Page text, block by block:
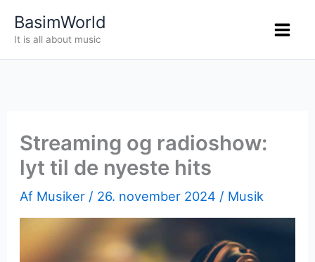
BasimWorld
It is all about music
Streaming og radioshow:
lyt til de nyeste hits
Af Musiker / 26. november 2024 / Musik